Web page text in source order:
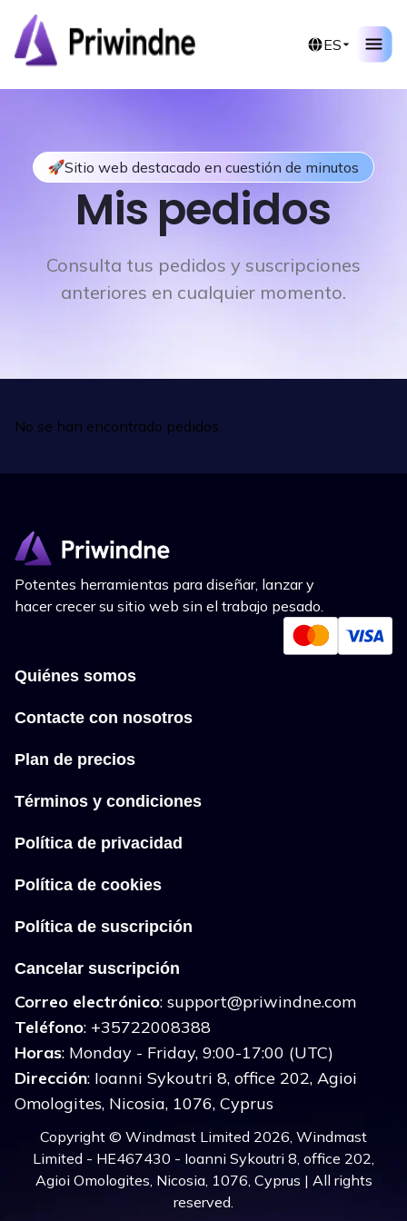
contenido
ES
Sitio web destacado en cuestión de minutos
Mis pedidos
Consulta tus pedidos y suscripciones
anteriores en cualquier momento.
No se han encontrado pedidos.
Potentes herramientas para diseñar, lanzar y
hacer crecer su sitio web sin el trabajo pesado.
Quiénes somos
Contacte con nosotros
Plan de precios
Términos y condiciones
Política de privacidad
Política de cookies
Política de suscripción
Cancelar suscripción
Correo electrónico: support@priwindne.com
Teléfono: +35722008388
Horas: Monday - Friday, 9:00-17:00 (UTC)
Dirección: Ioanni Sykoutri 8, office 202, Agioi
Omologites, Nicosia, 1076, Cyprus
Copyright © Windmast Limited 2026, Windmast
Limited - HE467430 - Ioanni Sykoutri 8, office 202,
Agioi Omologites, Nicosia, 1076, Cyprus | All rights
reserved.